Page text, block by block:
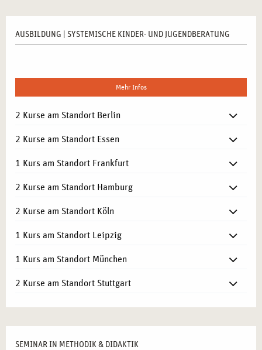
AUSBILDUNG | SYSTEMISCHE KINDER- UND JUGENDBERATUNG
Mehr Infos
2 Kurse am Standort Berlin
2 Kurse am Standort Essen
1 Kurs am Standort Frankfurt
2 Kurse am Standort Hamburg
2 Kurse am Standort Köln
1 Kurs am Standort Leipzig
1 Kurs am Standort München
2 Kurse am Standort Stuttgart
SEMINAR IN METHODIK & DIDAKTIK